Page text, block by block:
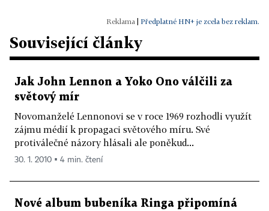
Předplatné HN+ je zcela bez reklam.
Související články
Jak John Lennon a Yoko Ono válčili za
světový mír
Novomanželé Lennonovi se v roce 1969 rozhodli využít
zájmu médií k propagaci světového míru. Své
protiválečné názory hlásali ale poněkud...
30. 1. 2010 ▪ 4 min. čtení
Nové album bubeníka Ringa připomíná